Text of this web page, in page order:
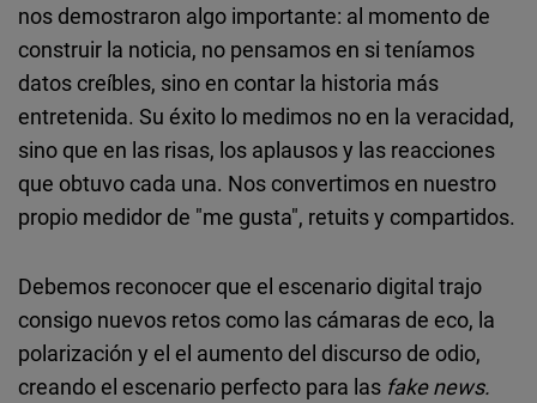
nos demostraron algo importante: al momento de
construir la noticia, no pensamos en si teníamos
datos creíbles, sino en contar la historia más
entretenida. Su éxito lo medimos no en la veracidad,
sino que en las risas, los aplausos y las reacciones
que obtuvo cada una. Nos convertimos en nuestro
propio medidor de "me gusta", retuits y compartidos.
Debemos reconocer que el escenario digital trajo
consigo nuevos retos como las cámaras de eco, la
polarización y el el aumento del discurso de odio,
creando el escenario perfecto para las fake news.